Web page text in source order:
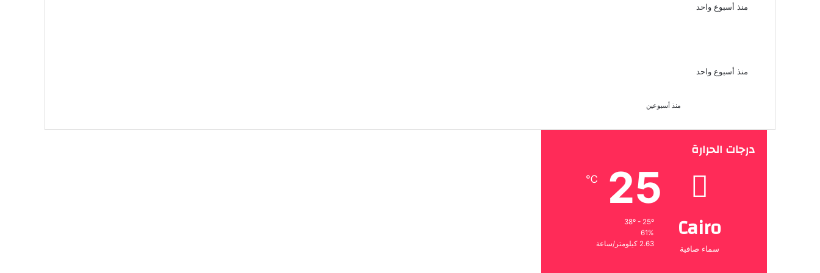
منذ أسبوع واحد
منذ أسبوع واحد
منذ أسبوعين
درجات الحرارة
Cairo
سماء صافية
25
℃
61%
2.63 كيلومتر/ساعة